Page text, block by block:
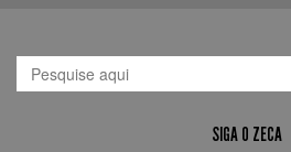
SIGA O ZECA